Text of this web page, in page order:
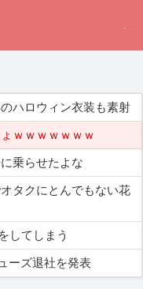
ハロウィン衣装も素射
ｗｗｗｗｗｗｗ
乗らせたよな
タクにとんでもない花
してしまう
ーズ退社を発表